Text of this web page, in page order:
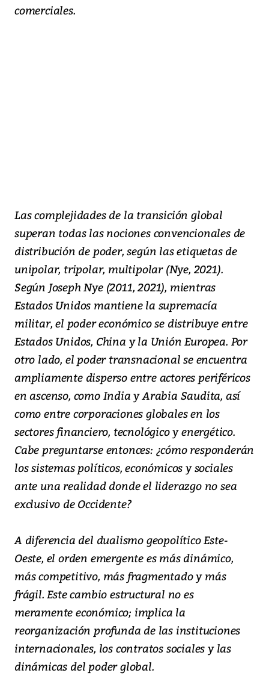
comerciales.
Las complejidades de la transición global
superan todas las nociones convencionales de
distribución de poder, según las etiquetas de
unipolar, tripolar, multipolar (Nye, 2021).
Según Joseph Nye (2011, 2021), mientras
Estados Unidos mantiene la supremacía
militar, el poder económico se distribuye entre
Estados Unidos, China y la Unión Europea. Por
otro lado, el poder transnacional se encuentra
ampliamente disperso entre actores periféricos
en ascenso, como India y Arabia Saudita, así
como entre corporaciones globales en los
sectores financiero, tecnológico y energético.
Cabe preguntarse entonces: ¿cómo responderán
los sistemas políticos, económicos y sociales
ante una realidad donde el liderazgo no sea
exclusivo de Occidente?
A diferencia del dualismo geopolítico Este-
Oeste, el orden emergente es más dinámico,
más competitivo, más fragmentado y más
frágil. Este cambio estructural no es
meramente económico; implica la
reorganización profunda de las instituciones
internacionales, los contratos sociales y las
dinámicas del poder global.